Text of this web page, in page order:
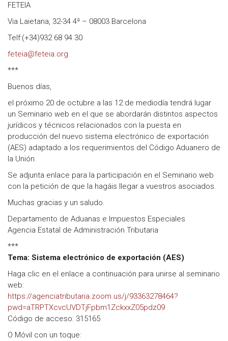
FETEIA
Via Laietana, 32-34 4ª – 08003 Barcelona
Telf:(+34)932 68 94 30
feteia@feteia.org
***
Buenos días,
el próximo 20 de octubre a las 12 de mediodía tendrá lugar
un Seminario web en el que se abordarán distintos aspectos
jurídicos y técnicos relacionados con la puesta en
producción del nuevo sistema electrónico de exportación
(AES) adaptado a los requerimientos del Código Aduanero de
la Unión.
Se adjunta enlace para la participación en el Seminario web
con la petición de que la hagáis llegar a vuestros asociados.
Muchas gracias y un saludo.
Departamento de Aduanas e Impuestos Especiales
Agencia Estatal de Administración Tributaria
***
Tema: Sistema electrónico de exportación (AES)
Haga clic en el enlace a continuación para unirse al seminario
web:
https://agenciatributaria.zoom.us/j/93363278464?
pwd=aTRPTXcvcUVDTjFpbm1ZckxxZ05pdz09
Código de acceso: 315165
O Móvil con un toque: